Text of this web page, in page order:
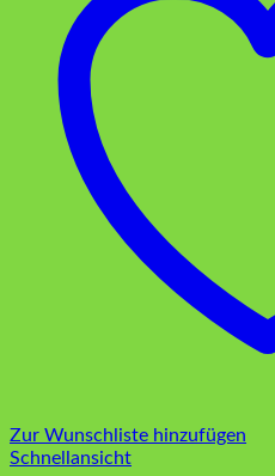
Zur Wunschliste hinzufügen
Schnellansicht